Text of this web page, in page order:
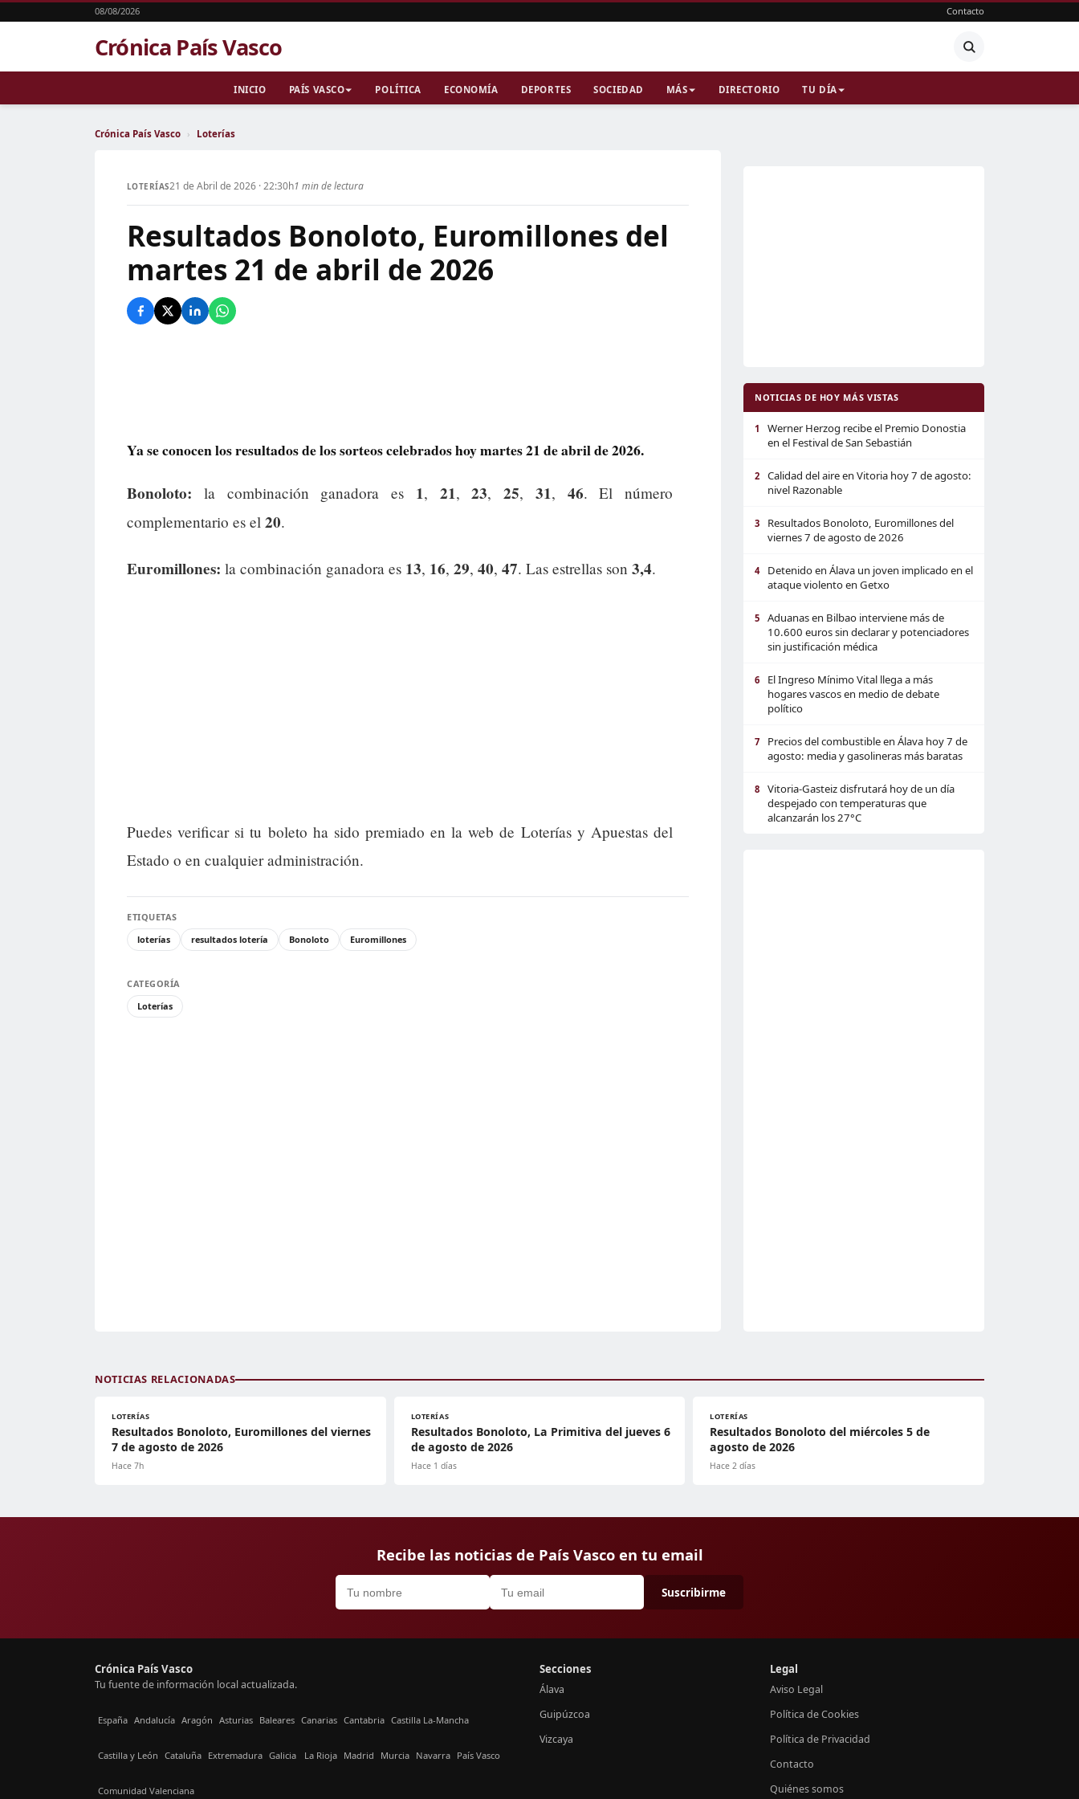
08/08/2026 Contacto
Crónica País Vasco
INICIO PAÍS VASCO POLÍTICA ECONOMÍA DEPORTES SOCIEDAD MÁS DIRECTORIO TU DÍA
Crónica País Vasco › Loterías
LOTERÍAS21 de Abril de 2026 · 22:30h1 min de lectura
Resultados Bonoloto, Euromillones del
martes 21 de abril de 2026
Ya se conocen los resultados de los sorteos celebrados hoy martes 21 de abril de 2026.
Bonoloto: la combinación ganadora es 1, 21,23, 25, 31, 46. El número
complementario es el 20.
Euromillones: la combinación ganadora es 13, 16, 29, 40, 47. Las estrellas son 3,4.
Puedes verificar si tu boleto ha sido premiado en la web de Loterías y Apuestas del
Estado o en cualquier administración.
ETIQUETAS
loterías
resultados lotería Bonoloto Euromillones
CATEGORÍA
Loterías
NOTICIAS DE HOY MÁS VISTAS
1
Werner Herzog recibe el Premio Donostia
en el Festival de San Sebastián
2
Calidad del aire en Vitoria hoy 7 de agosto:
nivel Razonable
3
Resultados Bonoloto, Euromillones del
viernes 7 de agosto de 2026
4
Detenido en Álava un joven implicado en el
ataque violento en Getxo
5
Aduanas en Bilbao interviene más de
10.600 euros sin declarar y potenciadores
sin justificación médica
6
El Ingreso Mínimo Vital llega a más
hogares vascos en medio de debate
político
7
Precios del combustible en Álava hoy 7 de
agosto: media y gasolineras más baratas
8
Vitoria-Gasteiz disfrutará hoy de un día
despejado con temperaturas que
alcanzarán los 27°C
NOTICIAS RELACIONADAS
LOTERÍAS
Resultados Bonoloto, Euromillones del viernes
7 de agosto de 2026
Hace 7h
LOTERÍAS
Resultados Bonoloto, La Primitiva del jueves 6
de agosto de 2026
Hace 1 días
LOTERÍAS
Resultados Bonoloto del miércoles 5 de
agosto de 2026
Hace 2 días
Recibe las noticias de País Vasco en tu email
Suscribirme
Crónica País Vasco
Tu fuente de información local actualizada.
España Andalucía Aragón Asturias Baleares Canarias Cantabria Castilla La-Mancha
Castilla y León Cataluña Extremadura Galicia La Rioja Madrid Murcia Navarra País Vasco
Comunidad Valenciana
Secciones
Álava
Guipúzcoa
Vizcaya
Legal
Aviso Legal
Política de Cookies
Política de Privacidad
Contacto
Quiénes somos